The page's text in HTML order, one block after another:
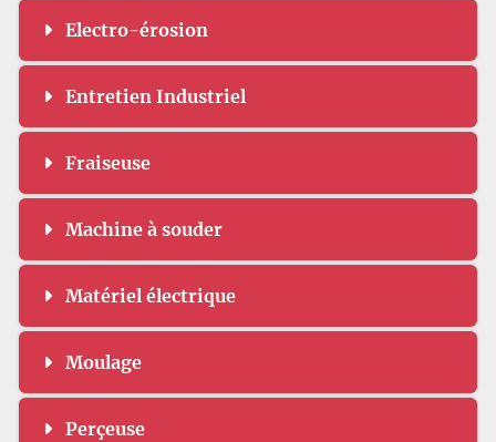
Electro-érosion
Entretien Industriel
Fraiseuse
Machine à souder
Matériel électrique
Moulage
Perçeuse